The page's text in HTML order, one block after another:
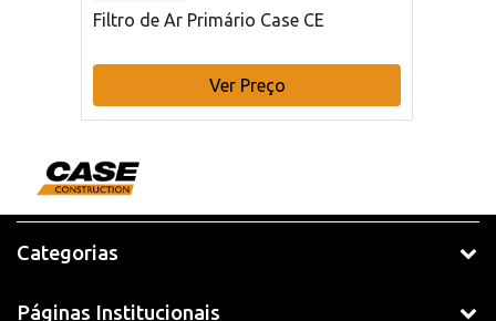
Filtro de Ar Primário Case CE
Ver Preço
Categorias
Páginas Institucionais